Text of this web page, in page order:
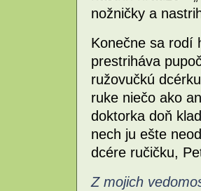
nožničky a
Konečne sa rodí
prestriháva
ružovučkú
ruke niečo ako
doktorka doň
nech ju ešte
dcére ručičku,
Z mojich